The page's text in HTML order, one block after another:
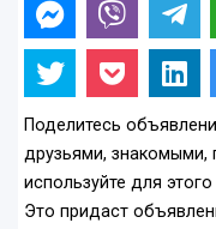
Поделитесь
друзьями, знакомыми,
используйте для
Это придаст